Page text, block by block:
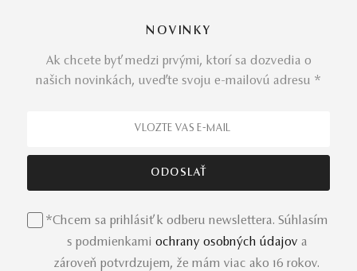
NOVINKY
Ak chcete byť medzi prvými, ktorí sa dozvedia o
našich novinkách, uveďte svoju e-mailovú adresu *
*Chcem sa prihlásiť k odberu newslettera. Súhlasím
s podmienkami ochrany osobných údajov a
zároveň potvrdzujem, že mám viac ako 16 rokov.